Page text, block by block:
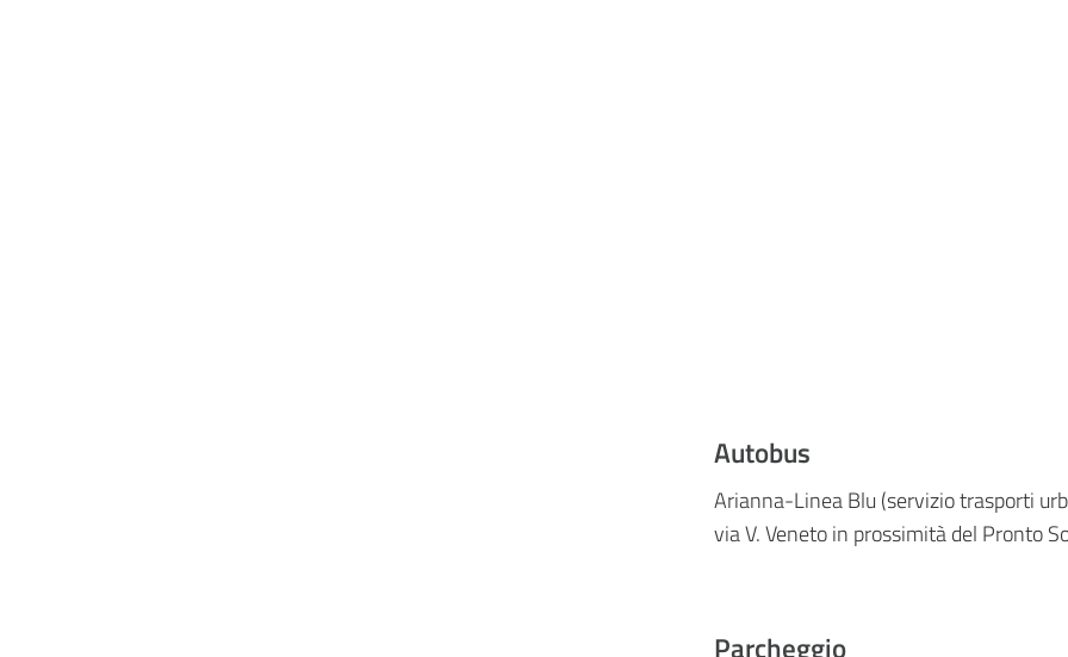
Autobus
Arianna-Linea Blu (servizio trasporti
via V. Veneto in prossimità del Pronto
Parcheggio